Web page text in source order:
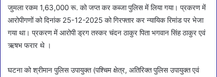
जुमला रकम 1,63,000 रू. को जप्त कर कब्जा पुलिस में लिया गया। प्रकरण में
आरोपीगणों को दिनांक 25-12-2025 को गिरफ्तार कर न्यायिक रिमांड पर भेजा
गया था। प्रकरण में आरोपी ड्रग तस्कर चंदन ठाकुर पिता भगवान सिंह ठाकुर एवं
ऋषभ फरार थे ।
घटना को श्रीमान पुलिस उपायुक्त (पश्चिम क्षेत्र, अतिरिक्त पुलिस उपायुक्त एवं